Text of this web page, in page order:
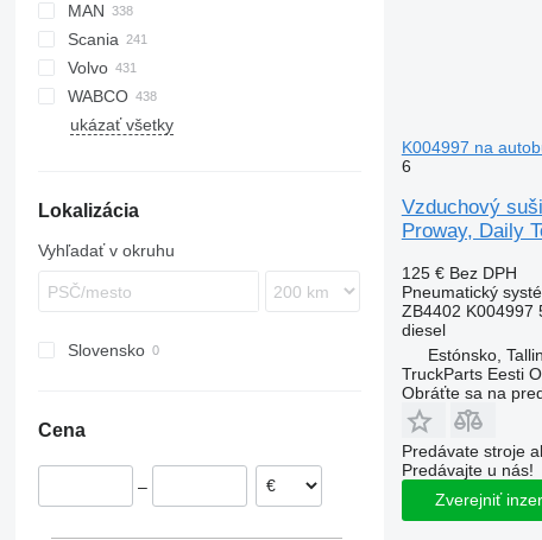
Citelis
Crossway
Daily
Domino
Evadys
Proway
MAN
A-series
Lion's series
Actros
Axor
Citaro
Conecto
Intouro
Tourino
Tourismo
Unimog
Cityliner
Jetliner
Megaliner
Skyliner
Scania
K-series
L-series
Alpino
Urbino
Prestij
T-series
Volvo
7700
8700
G-series
WABCO
ukázať všetky
Lokalizácia
Vyhľadať v okruhu
Slovensko
Cena
–
K004997 na
6
Vzduchový
Proway, Daily
125 € Bez DPH
Pneumatický
ZB4402 K004997
diesel
Estónsko,
TruckParts Eesti
Obráťte sa na
Predávate stroje
Predávajte u nás!
Zverejniť